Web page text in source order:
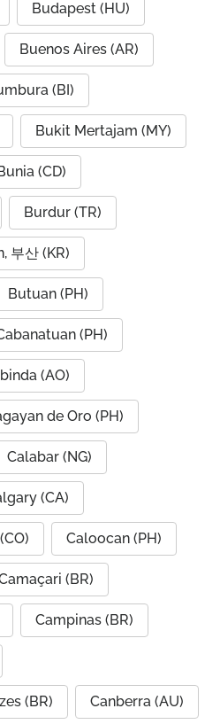
Budapest (HU)
Buenos Aires (AR)
(BI)
Bukit Mertajam (MY)
(CD)
Burdur (TR)
부산 (KR)
Butuan (PH)
(PH)
(AO)
de Oro (PH)
Calabar (NG)
(CA)
Caloocan (PH)
(BR)
Campinas (BR)
(BR) Canberra (AU)